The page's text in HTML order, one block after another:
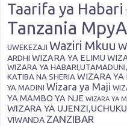
Taarifa ya Habari
Tanzania
UWEKEZAJI Waziri Mkuu
ARDHI WIZARA YA ELIMU
WIZARA YA
KATIBA NA SHERIA WIZARA YA
YA MADINI Wizara ya Maji
YA MAMBO YA NJE WIZARA YA
WIZARA YA
VIWANDA ZANZIBAR